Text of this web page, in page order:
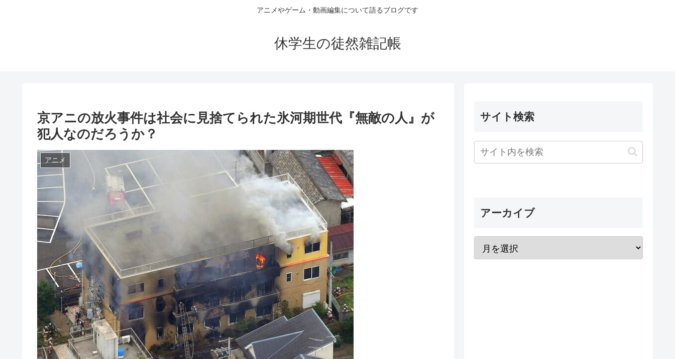
アニメやゲーム・動画編集について語るブログです
休学生の徒然雑記帳
京アニの放火事件は社会に見捨てられた氷河期世代『無敵の人』が
犯人なのだろうか？
アニメ
サイト検索
アーカイブ